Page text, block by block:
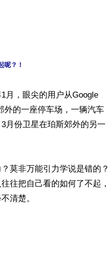
呢？！
月，眼尖的用户从Google
外的一座停车场，一辆汽车
月份卫星在珀斯郊外的另一
莫非万能引力学说是错的？
往把自己看的如何了不起，
清楚。